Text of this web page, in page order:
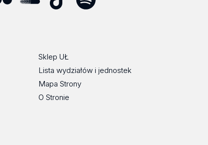
Sklep UŁ
Lista wydziałów i jednostek
Mapa Strony
O Stronie